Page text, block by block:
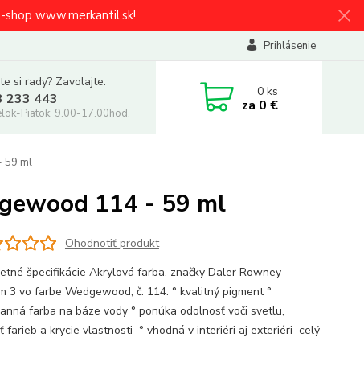
shop www.merkantil.sk!
Prihlásenie
si rady? Zavolajte.
233 443
Piatok: 9.00-17.00hod.
0ks
za 0 €
59 ml
114 - 59 ml
Ohodnotiť produkt
špecifikácie Akrylová farba, značky Daler Rowney
3 vo farbe Wedgewood, č. 114: ° kvalitný pigment °
farba na báze vody ° ponúka odolnosť voči svetlu,
farieb a krycie vlastnosti ° vhodná v interiéri aj exteriéri celý